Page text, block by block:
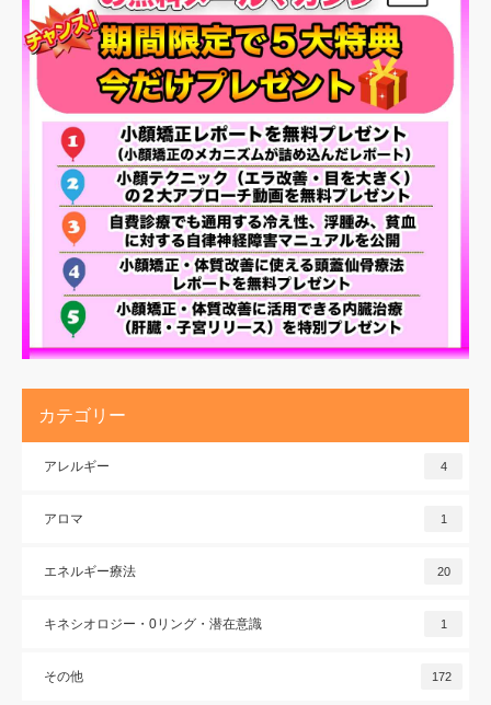
カテゴリー
アレルギー 4
アロマ 1
エネルギー療法 20
キネシオロジー・0リング・潜在意識 1
その他 172